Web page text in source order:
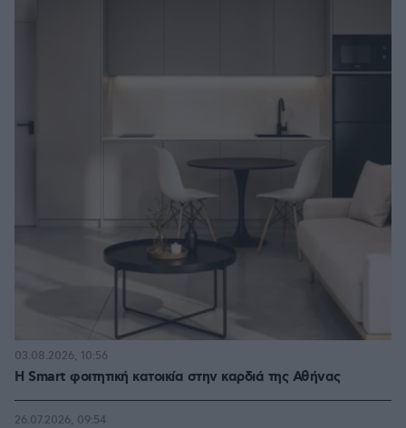
Η Smart φοιτητική κατοικία στην καρδιά της Αθήνας
03.08.2026, 10:56
26.07.2026, 09:54